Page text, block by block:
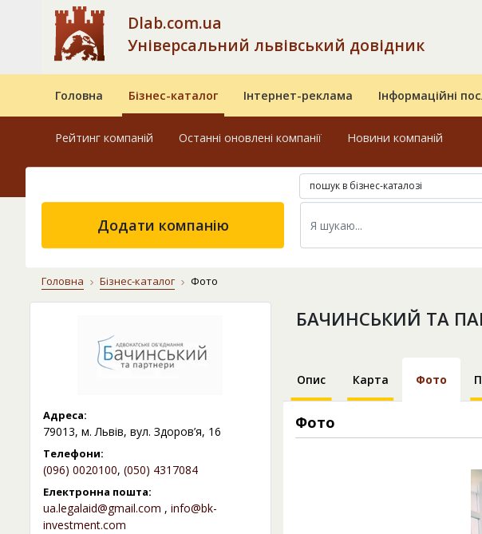
Dlab.com.ua
Універсальний львівський довідник
Головна Бізнес-каталог Інтернет-реклама Інформаційні
Рейтинг компаній Останні оновлені компанії Новини компаній
пошук в бізнес-каталозі
Додати компанію
Головна Бізнес-каталог Фото
Адреса:
79013, м. Львів, вул. Здоров’я, 16
Телефони:
(096) 0020100, (050) 4317084
Електронна пошта:
ua.legalaid@gmail.com , info@bk-
investment.com
БАЧИНСЬКИЙ ТА
Опис Карта Фото
Фото